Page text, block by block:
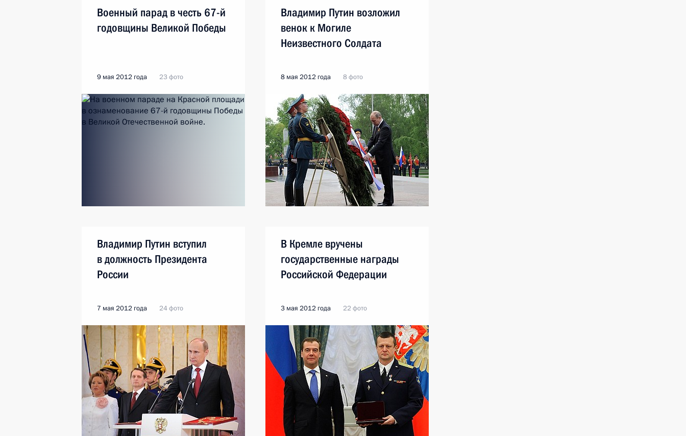
Военный парад в честь 67-й
годовщины Великой Победы
9 мая 2012 года 23 фото
Владимир Путин возложил
венок к Могиле
Неизвестного Солдата
8 мая 2012 года 8 фото
Владимир Путин вступил
в должность Президента
России
7 мая 2012 года 24 фото
В Кремле вручены
государственные награды
Российской Федерации
3 мая 2012 года 22 фото